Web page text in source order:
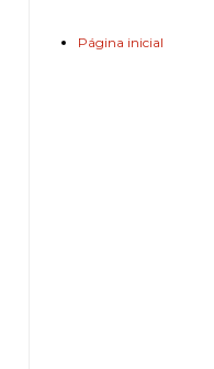
Página inicial